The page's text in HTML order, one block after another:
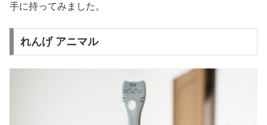
手に持ってみました。
れんげ アニマル